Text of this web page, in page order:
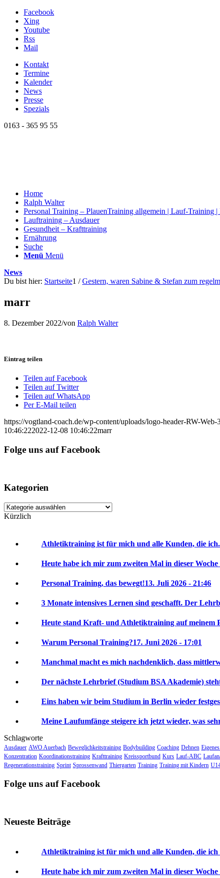
Facebook
Xing
Youtube
Rss
Mail
Kontakt
Termine
Kalender
News
Presse
Spezials
0163 - 365 95 55
Home
Ralph Walter
Personal Training – PlauenTraining allgemein | Lauf-Training
Lauftraining – Ausdauer
Gesundheit – Krafttraining
Ernährung
Suche
Menü Menü
News
Du bist hier: Startseite1 / Gestern, waren Sabine & Stefan zum
marr
8. Dezember 2022/von Ralph Walter
Eintrag teilen
Teilen auf Facebook
Teilen auf Twitter
Teilen auf WhatsApp
Per E-Mail teilen
https://vogtland-coach.de/wp-content/uploads/logo-header-RW-Web-
10:46:222022-12-08 10:46:22marr
Folge uns auf Facebook
Kategorien
Kategorien
Kürzlich
Athletiktraining ist für mich und alle Kunden, die
Heute habe ich mir zum zweiten Mal in dieser Woche
Personal Training, das bewegt!13. Juli 2026 - 21:46
3 Monate intensives Lernen sind geschafft. Der
Heute stand Kraft- und Athletiktraining auf meinem
Warum Personal Training?17. Juni 2026 - 17:01
Manchmal macht es mich nachdenklich, dass
Der nächste Lehrbrief (Studium BSA Akademie)
Eins haben wir beim Studium in Berlin wieder
Meine Laufumfänge steigere ich jetzt wieder, was
Schlagworte
Ausdauer AWO Auerbach Beweglichkeitstraining Bodybuilding Coaching Dehnen
Konzentration Koordinationstraining Krafttraining Kreissportbund Kurs Lauf-ABC
Regenerationstraining Sprint Sprossenwand Thiergarten Training Training mit Kindern
Folge uns auf Facebook
Neueste Beiträge
Athletiktraining ist für mich und alle Kunden, die
Heute habe ich mir zum zweiten Mal in dieser